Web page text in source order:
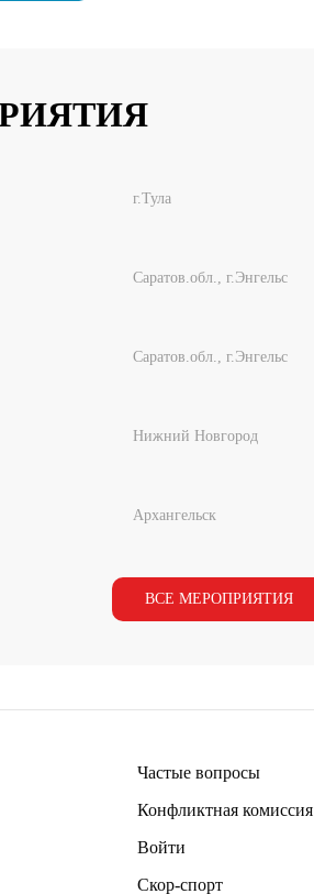
г.Тула
Саратов.обл., г.Энгельс
Саратов.обл., г.Энгельс
Нижний Новгород
Архангельск
ВСЕ МЕРОПРИЯТИЯ
Частые вопросы
Конфликтная комиссия
Войти
Скор-спорт